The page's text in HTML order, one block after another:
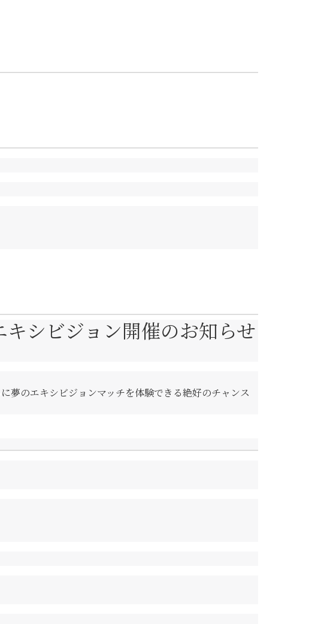
キシビジョン開催のお知らせ
夢のエキシビジョンマッチを体験できる絶好のチャンス